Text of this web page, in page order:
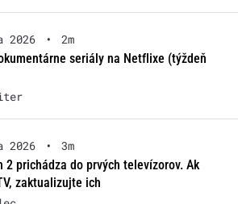
2026 •
2m
seriály na Netflixe (týždeň
2026 •
3m
2 prichádza do prvých televízorov. Ak
zaktualizujte ich